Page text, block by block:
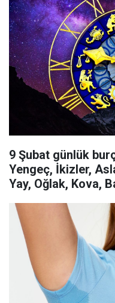
9 Şubat günlük
Yengeç, İkizler,
Yay, Oğlak, Kova,